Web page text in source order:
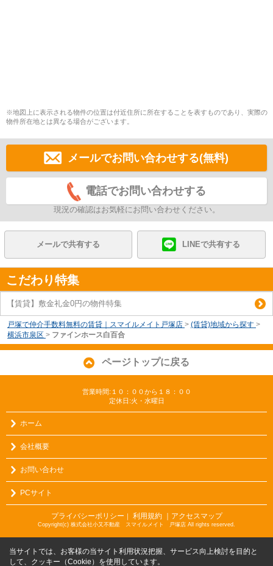
※地図上に表示される物件の位置は付近住所に所在することを表すものであり、実際の
物件所在地とは異なる場合がございます。
メールでお問い合わせする(無料)
電話でお問い合わせする
現況の確認はお気軽にお問い合わせください。
メールで共有する LINEで共有する
こだわり特集
【賃貸】敷金礼金0円の物件特集
戸塚で仲介手数料無料の賃貸｜スマイルメイト戸塚店 > (賃貸)地域から探す >
横浜市泉区 > ファインホース白百合
ページトップに戻る
営業時間:１０：００から１８：００
定休日:火・水曜日
ホーム
会社概要
お問い合わせ
PCサイト
プライバシーポリシー 利用規約 ｜アクセスマップ
Copyright(c) 株式会社小又不動産 スマイルメイト 戸塚店 All rights reserved.
当サイトでは、お客様の当サイト利用状況把握、サービス向上検討を目的と
して、クッキー（Cookie）を使用しています。